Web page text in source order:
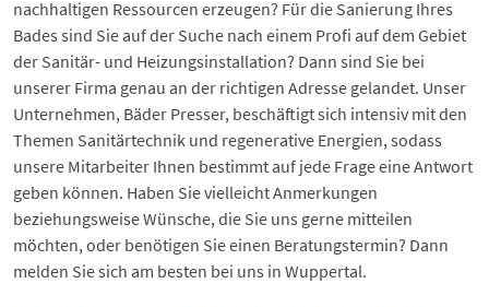
nachhaltigen Ressourcen erzeugen? Für die Sanierung Ihres
Bades sind Sie auf der Suche nach einem Profi auf dem Gebiet
der Sanitär- und Heizungsinstallation? Dann sind Sie bei
unserer Firma genau an der richtigen Adresse gelandet. Unser
Unternehmen, Bäder Presser, beschäftigt sich intensiv mit den
Themen Sanitärtechnik und regenerative Energien, sodass
unsere Mitarbeiter Ihnen bestimmt auf jede Frage eine Antwort
geben können. Haben Sie vielleicht Anmerkungen
beziehungsweise Wünsche, die Sie uns gerne mitteilen
möchten, oder benötigen Sie einen Beratungstermin? Dann
melden Sie sich am besten bei uns in Wuppertal.